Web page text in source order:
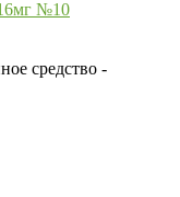
средство -